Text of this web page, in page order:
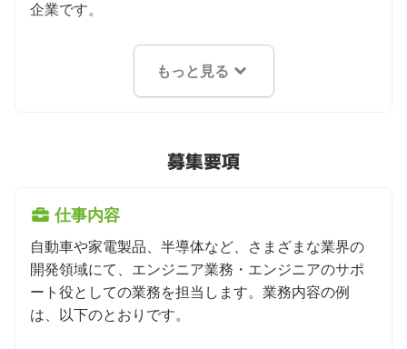
企業です。
もっと見る
募集要項
仕事内容
自動車や家電製品、半導体など、さまざまな業界の
開発領域にて、エンジニア業務・エンジニアのサポ
ート役としての業務を担当します。業務内容の例
は、以下のとおりです。